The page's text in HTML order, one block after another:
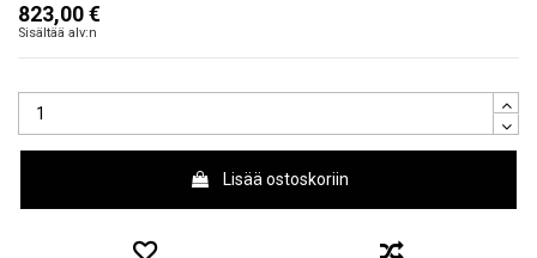
823,00 €
Sisältää alv:n
Lisää ostoskoriin